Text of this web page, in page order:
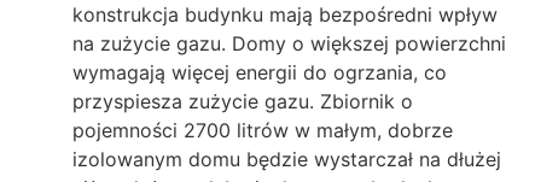
konstrukcja budynku mają bezpośredni wpływ
na zużycie gazu. Domy o większej powierzchni
wymagają więcej energii do ogrzania, co
przyspiesza zużycie gazu. Zbiornik o
pojemności 2700 litrów w małym, dobrze
izolowanym domu będzie wystarczał na dłużej